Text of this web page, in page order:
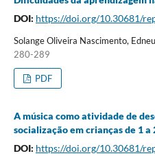
DOI: https://doi.org/10.30681/
Solange Oliveira Nascimento,
280-289
PDF
A música como atividade de
socialização em crianças de 1 a
DOI: https://doi.org/10.30681/